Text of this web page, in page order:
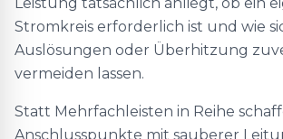
Stromkreis erforderlich ist und wie
Auslösungen oder Überhitzung
vermeiden lassen.
Statt Mehrfachleisten in Reihe
Anschlusspunkte mit sauberer